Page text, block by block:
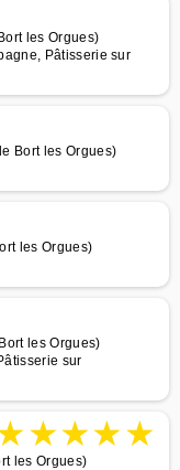
les Orgues)
Pâtisserie sur
Bort les Orgues)
les Orgues)
les Orgues)
sur
★★★★
les Orgues)